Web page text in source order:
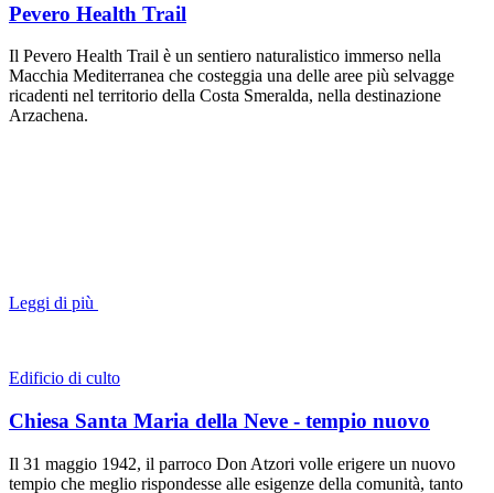
Pevero Health Trail
Il Pevero Health Trail è un sentiero naturalistico immerso nella
Macchia Mediterranea che costeggia una delle aree più selvagge
ricadenti nel territorio della Costa Smeralda, nella destinazione
Arzachena.
Leggi di più
Edificio di culto
Chiesa Santa Maria della Neve - tempio nuovo
Il 31 maggio 1942, il parroco Don Atzori volle erigere un nuovo
tempio che meglio rispondesse alle esigenze della comunità, tanto